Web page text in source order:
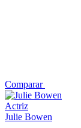
Comparar
Actriz
Julie Bowen